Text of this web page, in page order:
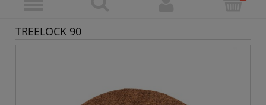
TREELOCK 90